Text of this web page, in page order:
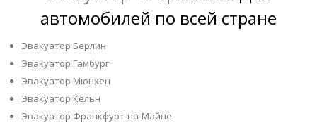
автомобилей по всей стране
Эвакуатор Берлин
Эвакуатор Гамбург
Эвакуатор Мюнхен
Эвакуатор Кёльн
Эвакуатор Франкфурт-на-Майне